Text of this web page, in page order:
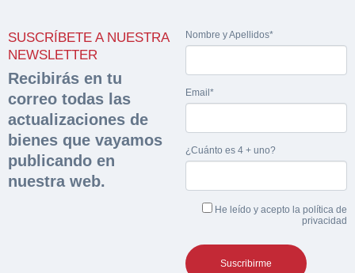
SUSCRÍBETE A NUESTRA
NEWSLETTER
Recibirás en tu
correo todas las
actualizaciones de
bienes que vayamos
publicando en
nuestra web.
Nombre y Apellidos*
Email*
¿Cuánto es 4 + uno?
He leído y acepto la política de
privacidad
documentación
sobre la peritación
Rellene este formulario y recibirá en su email el
enlace para descargar la documentación
Nombre y Apellidos*
Hacer Oferta
Razón social* CIF/DNI Ofertante*
Teléfono* Email*
Nombre y Apellidos*
Sobre Merfinsa
Venta de bienes muebles
Vehículos